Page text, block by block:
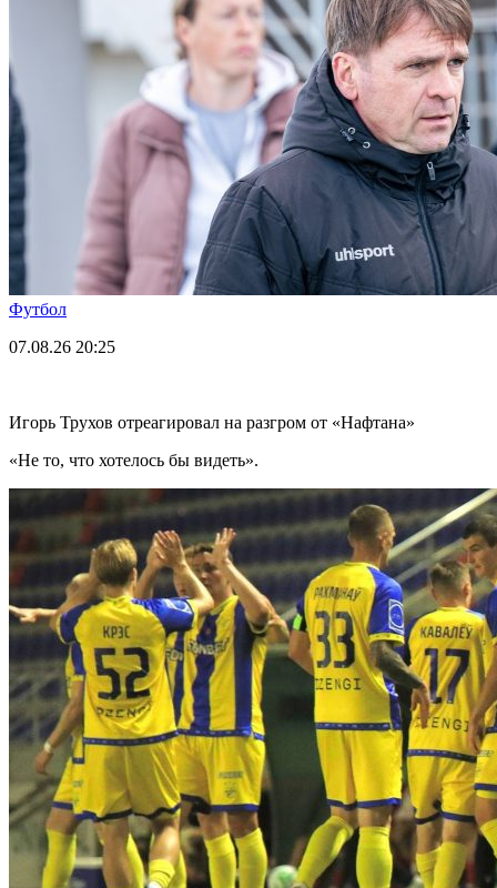
Футбол
07.08.26 20:25
Игорь Трухов отреагировал на разгром от «Нафтана»
«Не то, что хотелось бы видеть».